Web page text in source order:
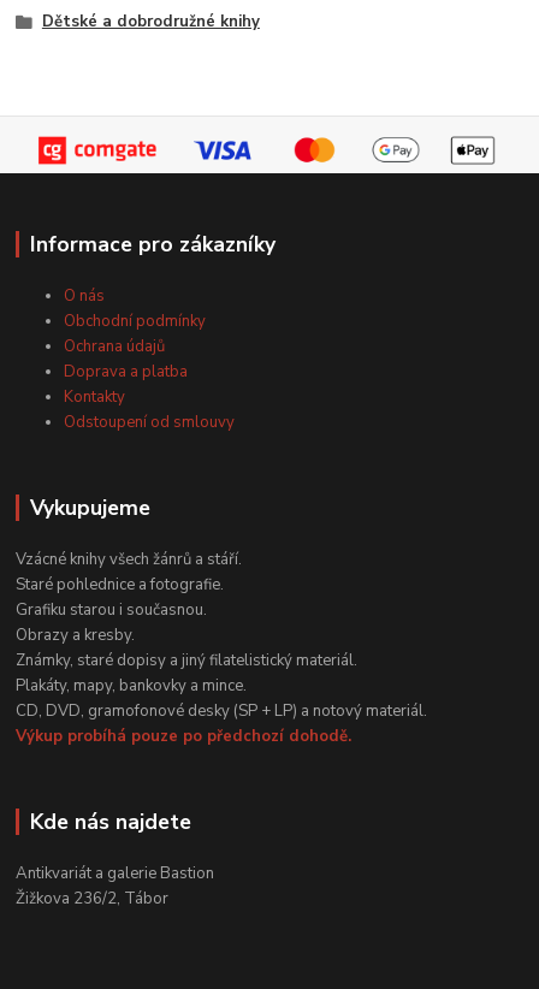
Dětské a dobrodružné knihy
Informace pro zákazníky
O nás
Obchodní podmínky
Ochrana údajů
Doprava a platba
Kontakty
Odstoupení od smlouvy
Vykupujeme
Vzácné knihy všech žánrů a stáří.
Staré pohlednice a fotografie.
Grafiku starou i současnou.
Obrazy a kresby.
Známky, staré dopisy a jiný filatelistický materiál.
Plakáty, mapy, bankovky a mince.
CD, DVD, gramofonové desky (SP + LP) a notový materiál.
Výkup probíhá pouze po předchozí dohodě.
Kde nás najdete
Antikvariát a galerie Bastion
Žižkova 236/2, Tábor